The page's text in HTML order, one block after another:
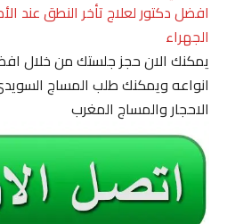
افضل دكتور لعلاج تأخر النطق عند
الجهراء
يمكنك الان حجز جلستك من خلال
انواعه ويمكنك طلب المساج
الاحجار والمساج المغرب